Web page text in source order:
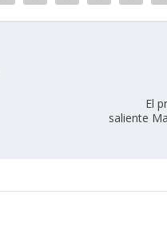
El
saliente